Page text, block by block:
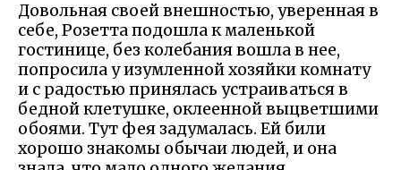
Довольная своей внешностью, уверенная в
себе, Розетта подошла к маленькой
гостинице, без колебания вошла в нее,
попросила у изумленной хозяйки комнату
и с радостью принялась устраиваться в
бедной клетушке, оклеенной выцветшими
обоями. Тут фея задумалась. Ей били
хорошо знакомы обычаи людей, и она